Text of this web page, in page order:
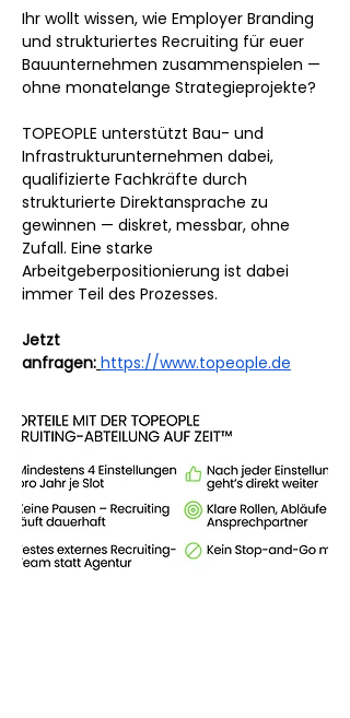
Ihr wollt wissen, wie Employer Branding
und strukturiertes Recruiting für euer
Bauunternehmen zusammenspielen —
ohne monatelange Strategieprojekte?
TOPEOPLE unterstützt Bau- und
Infrastrukturunternehmen dabei,
qualifizierte Fachkräfte durch
strukturierte Direktansprache zu
gewinnen — diskret, messbar, ohne
Zufall. Eine starke
Arbeitgeberpositionierung ist dabei
immer Teil des Prozesses.
Jetzt
anfragen: https://www.topeople.de